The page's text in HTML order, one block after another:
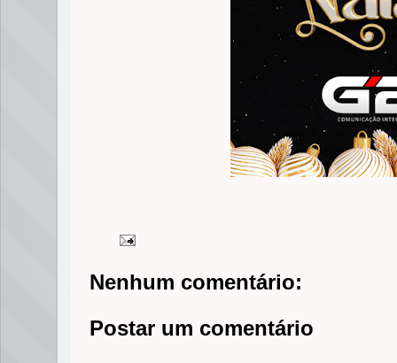
Nenhum comentário:
Postar um comentário